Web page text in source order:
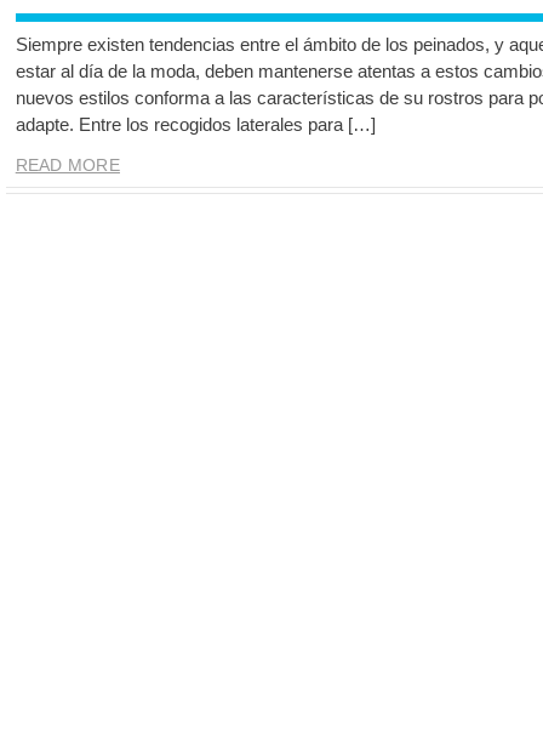
Siempre existen tendencias entre el ámbito de los peinados, y
estar al día de la moda, deben mantenerse atentas a estos
nuevos estilos conforma a las características de su rostros para
adapte. Entre los recogidos laterales para […]
READ MORE